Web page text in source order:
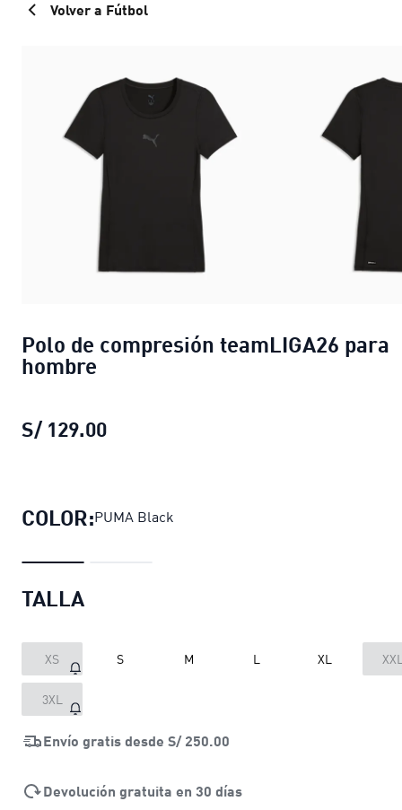
Volver a Fútbol
Polo de compresión teamLIGA26 para
hombre
S/ 129.00
COLOR:PUMA Black
TALLA
XS S M L XL
3XL
Envío gratis desde S/ 250.00
Devolución gratuita en 30 días